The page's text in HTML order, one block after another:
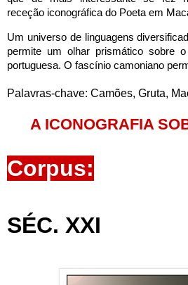
receção iconográfica do Poeta em
Um universo de linguagens
permite um olhar prismático sobre
portuguesa. O fascínio camoniano
Palavras-chave: Camões, Gruta,
A ICONOGRAFIA
Corpus:
SÉC. XXI